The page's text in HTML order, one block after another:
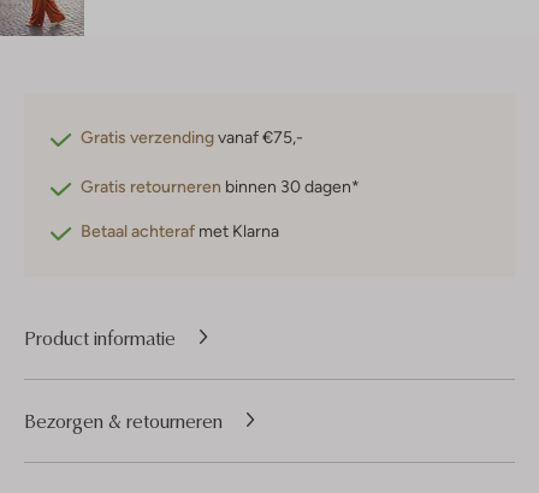
Gratis verzendingvanaf €75,-
Gratis retourneren binnen 30 dagen*
Betaal achteraf met Klarna
Product informatie
Bezorgen & retourneren